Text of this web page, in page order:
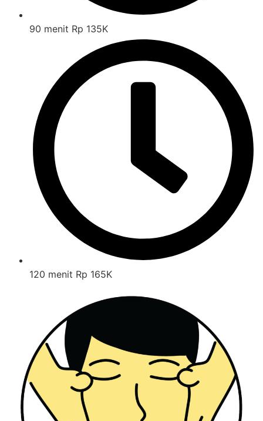
90 menit Rp 135K
120 menit Rp 165K